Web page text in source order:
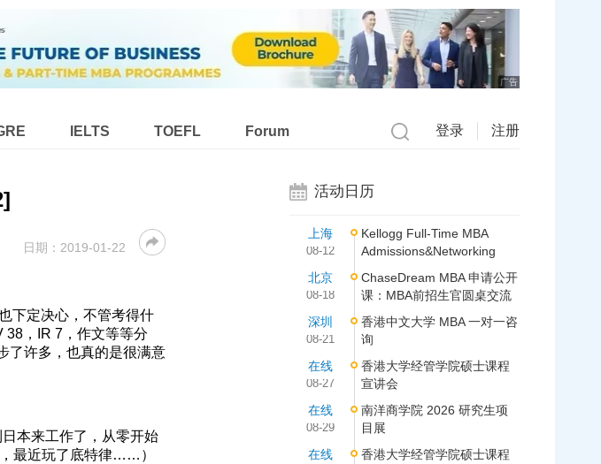
广告
IELTS TOEFL Forum 登录 注册
日期： 2019-01-22
下定决心，不管考得什
，IR 7，作文等等分
了许多，也真的是很满意
本来工作了，从零开始
最近玩了底特律……）
活动日历
上海
08-12
Kellogg Full-Time MBA
Admissions&Networking
北京
08-18
ChaseDream MBA 申请公开
课：MBA前招生官圆桌交流
深圳
08-21
香港中文大学 MBA 一对一咨
询
在线
08-27
香港大学经管学院硕士课程
宣讲会
在线
08-29
南洋商学院 2026 研究生项
目展
在线
香港大学经管学院硕士课程